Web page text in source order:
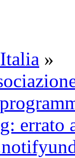
»
errato